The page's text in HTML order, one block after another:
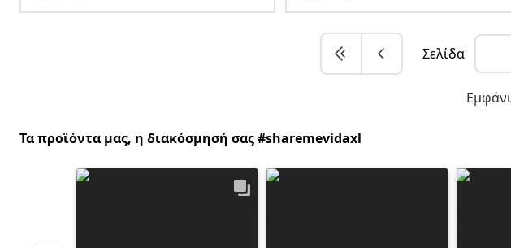
Σελίδα
Τα προϊόντα μας, η διακόσμησή σας #sharemevidaxl